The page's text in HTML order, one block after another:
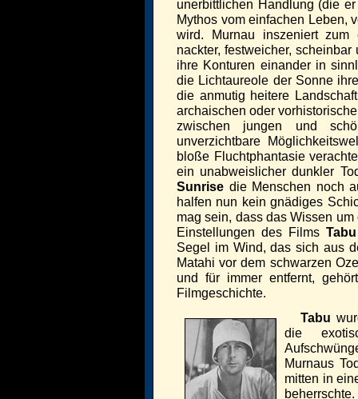
unerbittlichen Handlung (die
Mythos vom einfachen Leben,
wird. Murnau inszeniert
nackter, festweicher,
ihre Konturen einander in
die Lichtaureole der Sonne
die anmutig heitere
archaischen oder
zwischen jungen und
unverzichtbare
bloße Fluchtphantasie
ein unabweislicher dunkler
Sunrise die Menschen noch
halfen nun kein gnädiges
mag sein, dass das Wissen
Einstellungen des Films Tabu
Segel im Wind, das sich aus
Matahi vor dem schwarzen
und für immer entfernt,
Filmgeschichte.
Tabu
die
Murnaus
mitten in